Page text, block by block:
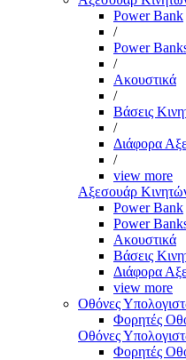
Power Bank
/
Power
/
Ακουστικά
/
Βάσεις
/
Διάφορα
/
view more
Αξεσουάρ
Power Bank
Power
Ακουστικά
Βάσεις
Διάφορα
view more
Οθόνες
Φορητές
Οθόνες
Φορητές